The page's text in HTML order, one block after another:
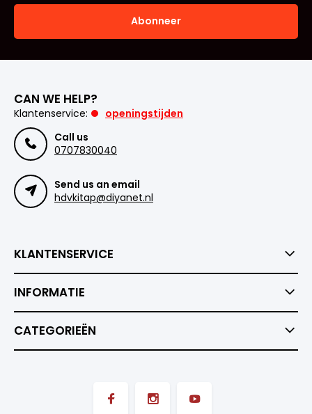
Abonneer
CAN WE HELP?
Klantenservice:
openingstijden
Call us
0707830040
Send us an email
hdvkitap@diyanet.nl
KLANTENSERVICE
INFORMATIE
CATEGORIEËN